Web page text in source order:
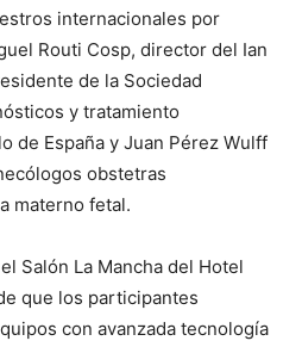
internacionales por
Routi Cosp, director del Ian
de la Sociedad
y tratamiento
de España y Juan Pérez Wulff
obstetras
materno fetal.
Salón La Mancha del Hotel
que los participantes
con avanzada tecnología